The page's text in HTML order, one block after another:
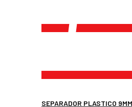
SEPARADOR PLASTICO